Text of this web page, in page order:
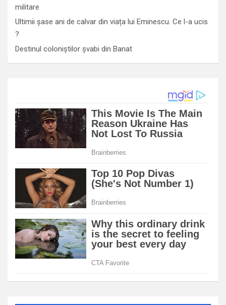
militare
Ultimii șase ani de calvar din viața lui Eminescu. Ce l-a ucis
?
Destinul coloniștilor șvabi din Banat